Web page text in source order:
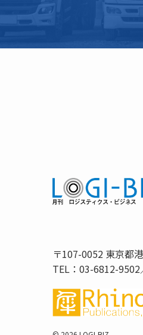
〒107-0052 東京都
TEL：03-6812-